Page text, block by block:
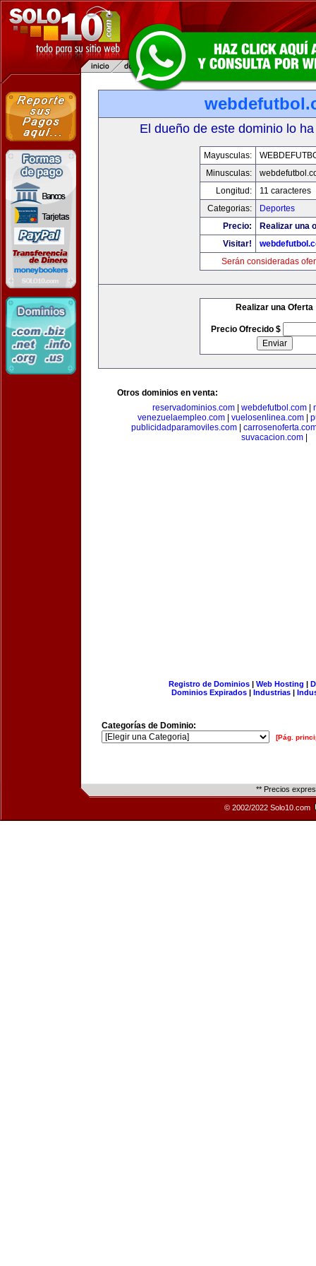
El dueño de este dominio lo
Mayusculas:
Minusculas:
Longitud:
11 caracteres
Categorias:
Deportes
Precio:
Realizar una
Visitar!
Serán consideradas
Realizar una Oferta
Precio Ofrecido $
Otros dominios en venta:
reservadominios.com
webdefutbol.com
venezuelaempleo.com
vuelosenlinea.com
publicidadparamoviles.com
suvacacion.com
Registro de Dominios| Web Hosting |
Dominios Expirados | Industrias |
Categorías de Dominio:
[Pág.
** Precios
© 2002/2022 Solo10.com